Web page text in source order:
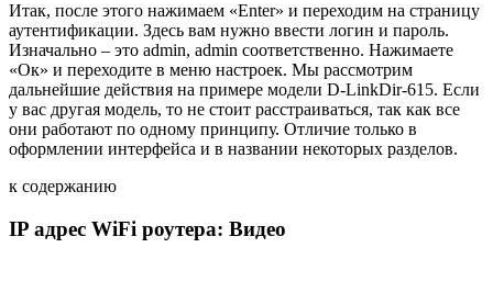
Итак, после этого нажимаем «Enter» и переходим на страницу
аутентификации. Здесь вам нужно ввести логин и пароль.
Изначально – это admin, admin соответственно. Нажимаете
«Ок» и переходите в меню настроек. Мы рассмотрим
дальнейшие действия на примере модели D-LinkDir-615. Если
у вас другая модель, то не стоит расстраиваться, так как все
они работают по одному принципу. Отличие только в
оформлении интерфейса и в названии некоторых разделов.
к содержанию
IP адрес WiFi роутера: Видео